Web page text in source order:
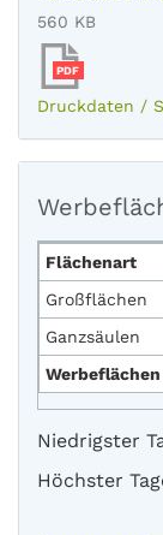
560 KB
PDF
Druckdaten /
Flächenart
Großflächen
Ganzsäulen
Niedrigster
Höchster